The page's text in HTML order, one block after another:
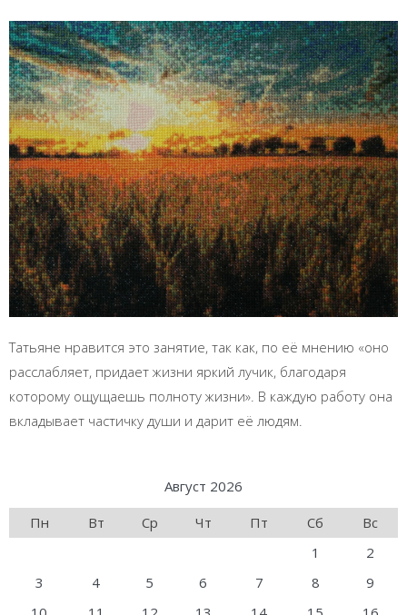
Татьяне нравится это занятие, так как, по её мнению «оно
расслабляет, придает жизни яркий лучик, благодаря
которому ощущаешь полноту жизни». В каждую работу она
вкладывает частичку души и дарит её людям.
Август 2026
Пн
Вт Ср Чт Пт Сб
Вс
1
2
3
4 5 6 7 8
9